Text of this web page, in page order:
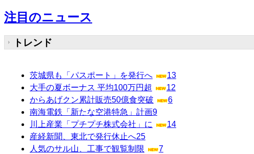
注目のニュース
トレンド
茨城県も「パスポート」を発行へ
13
大手の夏ボーナス 平均100万円超
12
からあげクン累計販売50億食突破
6
南海電鉄「新たな空港特急」計画9
川上産業「プチプチ株式会社」に
14
産経新聞、東北で発行休止へ25
人気のサル山、工事で観覧制限
7